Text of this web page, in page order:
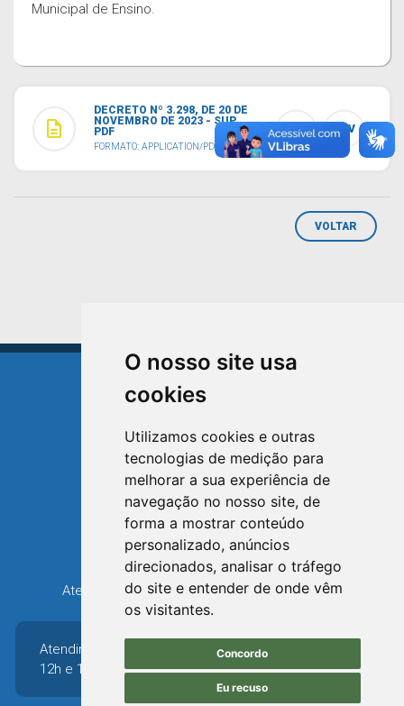
O nosso site usa
cookies
Utilizamos cookies e outras
tecnologias de medição para
melhorar a sua experiência de
navegação no nosso site, de
forma a mostrar conteúdo
personalizado, anúncios
direcionados, analisar o tráfego
do site e entender de onde vêm
os visitantes.
Concordo
Eu recuso
Municipal de Ensino.
description
DECRETO Nº 3.298, DE 20 DE
NOVEMBRO DE 2023 - SUP...
PDF
FORMATO: APPLICATION/PDF
TXT CSV
VOLTAR
TRIUNFO
RIO GRANDE DO SUL
Avenida XV de Novembro, 15
Bairro Centro - Triunfo/RS
Telefone: (51) 3654-6308
Atendimento: 8h30 até 12h e 13h30 até 16h36
Atendimento: 8h30 até
12h e 13h30 até 16h36